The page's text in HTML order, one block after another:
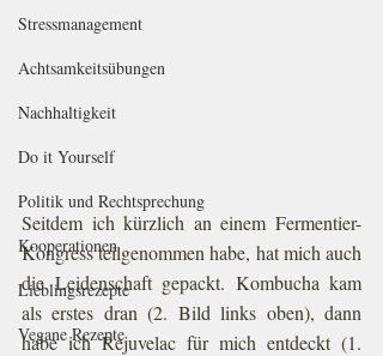
Stressmanagement
Achtsamkeitsübungen
Nachhaltigkeit
Do it Yourself
Politik und Rechtsprechung
Kooperationen
Lieblingsrezepte
Vegane Rezepte
Seitdem ich kürzlich an einem Fermentier-
Kongress teilgenommen habe, hat mich auch
die Leidenschaft gepackt. Kombucha kam
als erstes dran (2. Bild links oben), dann
habe ich Rejuvelac für mich entdeckt (1.